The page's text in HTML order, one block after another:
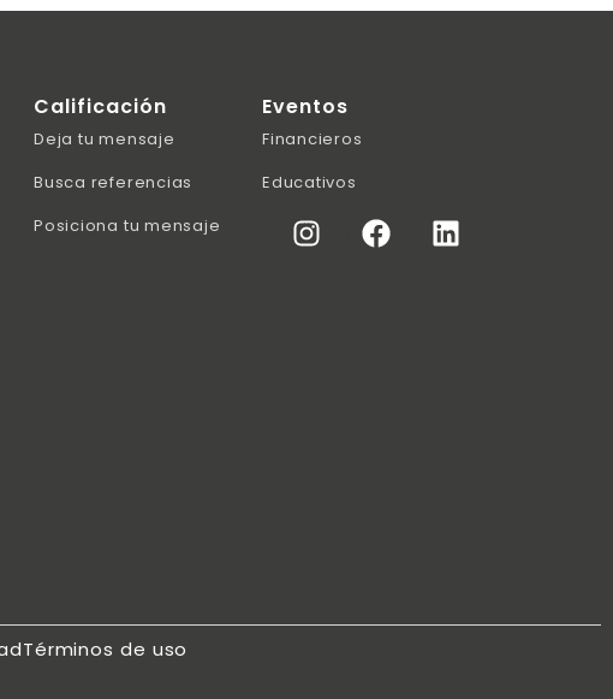
Calificación
Deja tu mensaje
Busca referencias
Posiciona tu mensaje
Eventos
Financieros
Educativos
Términos de uso